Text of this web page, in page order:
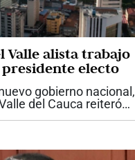
Valle alista trabajo
electo
gobierno nacional,
del Cauca reiteró
de manera